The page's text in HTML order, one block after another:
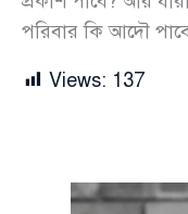
পরিবার কি আদৌ পাবে
Views: 137